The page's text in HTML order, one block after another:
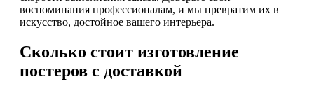
воспоминания профессионалам, и мы превратим их в
искусство, достойное вашего интерьера.
Сколько стоит изготовление
постеров с доставкой